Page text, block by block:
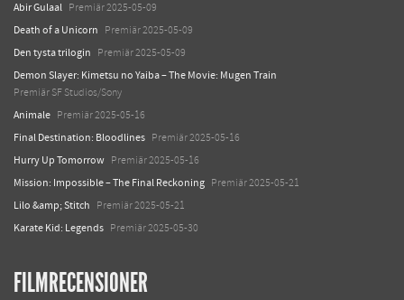
Abir Gulaal Premiär 2025-05-09
Death of a Unicorn Premiär 2025-05-09
Den tysta trilogin Premiär 2025-05-09
Demon Slayer: Kimetsu no Yaiba – The Movie: Mugen Train
Premiär SF Studios/Sony
Animale Premiär 2025-05-16
Final Destination: Bloodlines Premiär 2025-05-16
Hurry Up Tomorrow Premiär 2025-05-16
Mission: Impossible – The Final Reckoning Premiär 2025-05-21
Lilo &amp; Stitch Premiär 2025-05-21
Karate Kid: Legends Premiär 2025-05-30
FILMRECENSIONER